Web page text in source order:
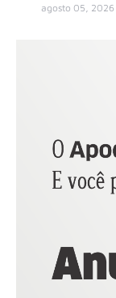
agosto 05, 2026